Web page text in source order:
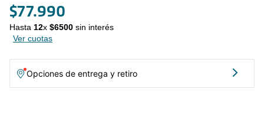
$77.990
Hasta 12x $6500 sin interés
Ver cuotas
Opciones de entrega y retiro